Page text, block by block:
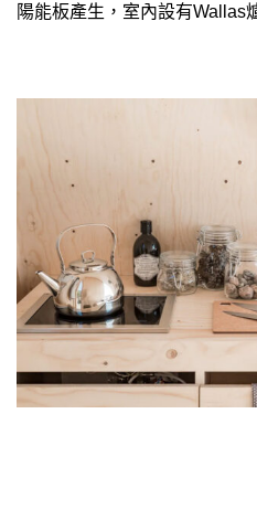
陽能板產生，室內設有Wallas